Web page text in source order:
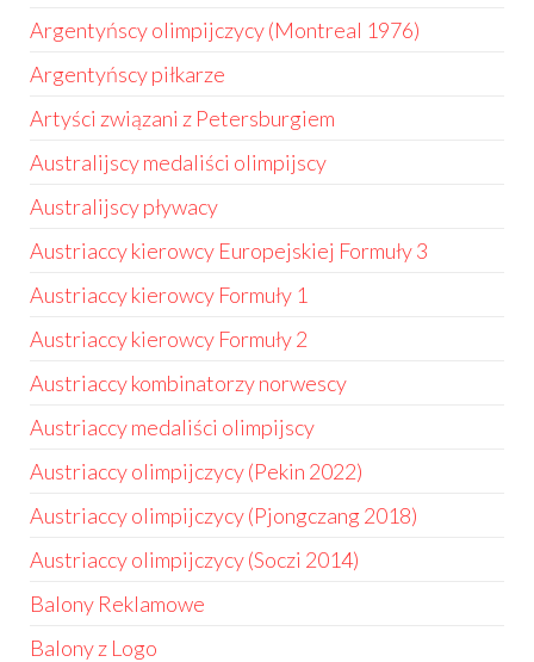
Argentyńscy olimpijczycy (Montreal 1976)
Argentyńscy piłkarze
Artyści związani z Petersburgiem
Australijscy medaliści olimpijscy
Australijscy pływacy
Austriaccy kierowcy Europejskiej Formuły 3
Austriaccy kierowcy Formuły 1
Austriaccy kierowcy Formuły 2
Austriaccy kombinatorzy norwescy
Austriaccy medaliści olimpijscy
Austriaccy olimpijczycy (Pekin 2022)
Austriaccy olimpijczycy (Pjongczang 2018)
Austriaccy olimpijczycy (Soczi 2014)
Balony Reklamowe
Balony z Logo